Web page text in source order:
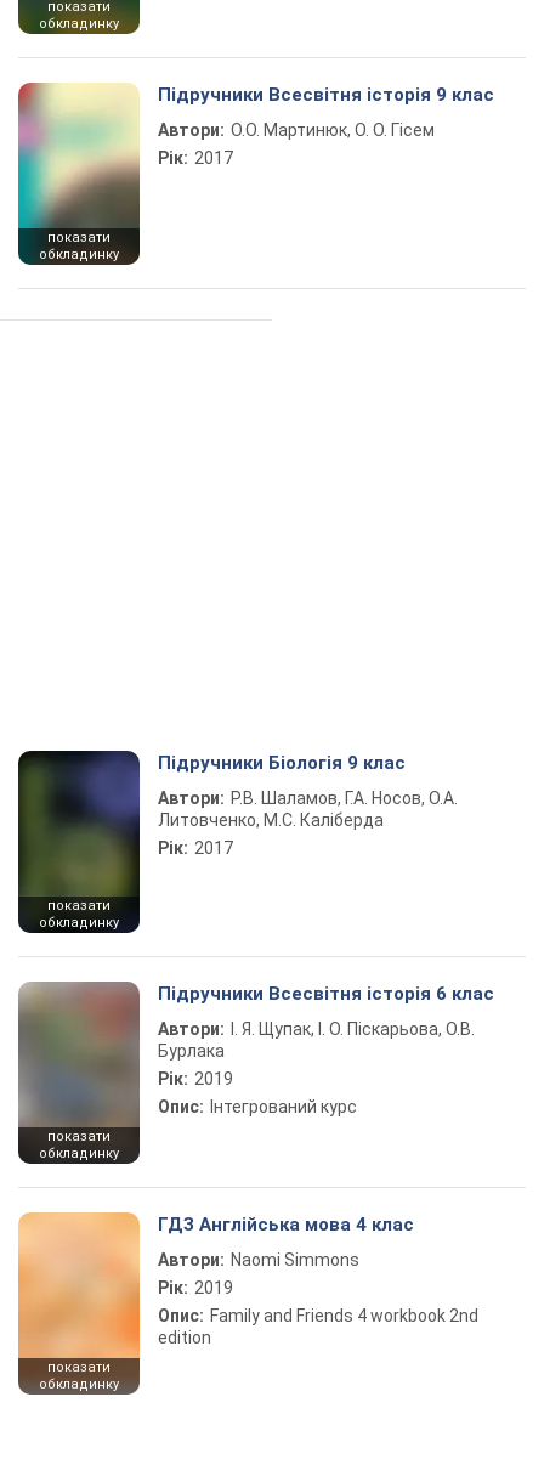
показати
обкладинку
показати
обкладинку
Підручники Всесвітня історія 9 клас
Автори: О.О. Мартинюк, О. О. Гісем
Рік: 2017
показати
обкладинку
Підручники Біологія 9 клас
Автори: Р.В. Шаламов, Г.А. Носов, О.А.
Литовченко, М.С. Каліберда
Рік: 2017
показати
обкладинку
Підручники Всесвітня історія 6 клас
Автори:
І. Я. Щупак, І. О. Піскарьова, О.В.
Бурлака
Рік: 2019
Опис: Інтегрований курс
показати
обкладинку
ГДЗ Англійська мова 4 клас
Автори: Naomi Simmons
Рік: 2019
Опис: Family and Friends 4 workbook 2nd
edition